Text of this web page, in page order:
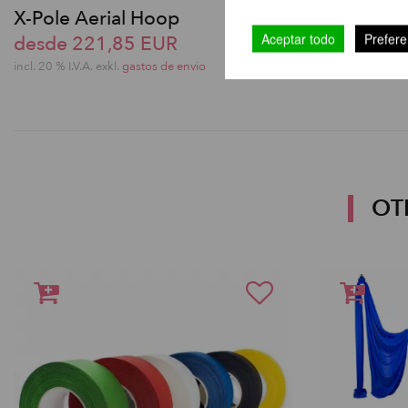
X-Pole Aerial Hoop
desde 221,85 EUR
incl. 20 % I.V.A. exkl. gastos de envio
Aro
desde
Aceptar todo